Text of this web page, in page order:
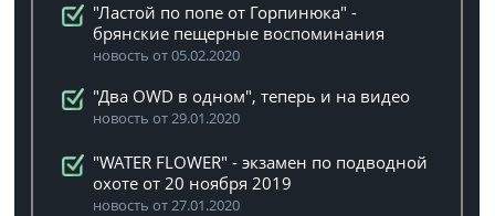
"Ластой по попе от Горпинюка" -
брянские пещерные воспоминания
новость от 05.02.2020
"Два OWD в одном", теперь и на видео
новость от 29.01.2020
"WATER FLOWER" - экзамен по подводной
охоте от 20 ноября 2019
новость от 27.01.2020